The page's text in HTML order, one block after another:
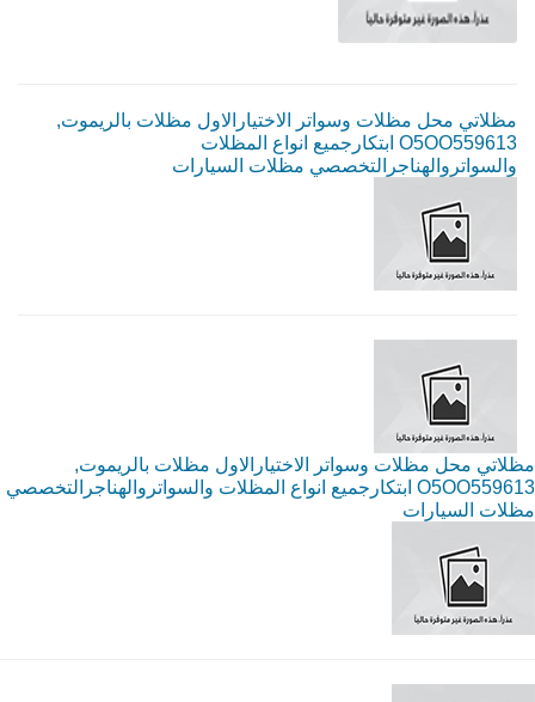
مظلاتي محل مظلات وسواتر الاختيارالاول مظلات بالريموت,
O5OO559613 ابتكارجميع انواع المظلات
والسواتروالهناجرالتخصصي مظلات السيارات
مظلاتي محل مظلات وسواتر الاختيارالاول مظلات بالريموت,
O5OO559613 ابتكارجميع انواع المظلات والسواتروالهناجرالتخصصي
مظلات السيارات